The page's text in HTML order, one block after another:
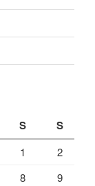
S S
1
2
8
9